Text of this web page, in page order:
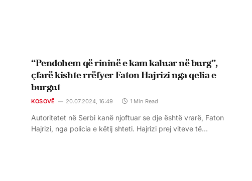
“Pendohem që rininë e kam kaluar në burg”,
çfarë kishte rrëfyer Faton Hajrizi nga qelia e
burgut
KOSOVË 20.07.2024, 16:49 1 Min Read
Autoritetet në Serbi kanë njoftuar se dje është vrarë, Faton
Hajrizi, nga policia e këtij shteti. Hajrizi prej viteve të…